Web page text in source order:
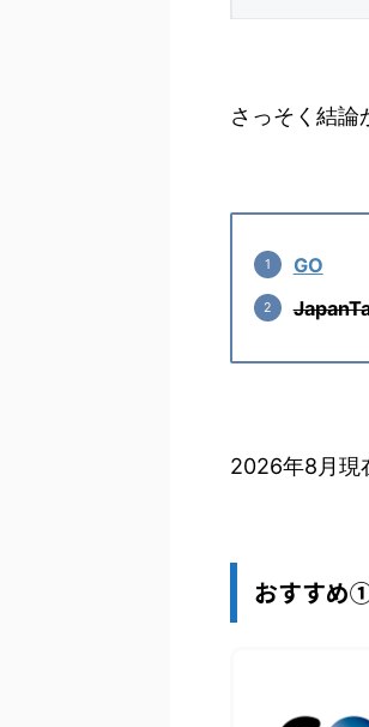
さっそく結論
GO
2026年8月現
おすすめ